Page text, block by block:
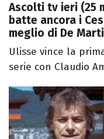
Ascolti tv ieri (25
batte ancora i
meglio di De
Ulisse vince la
serie con Claudio